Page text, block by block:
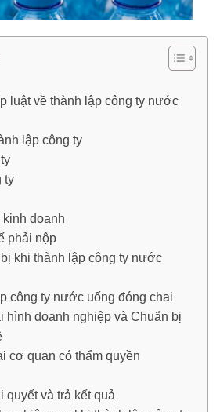
luật về thành lập công ty nước
lập công ty
ty
kinh doanh
phải nộp
khi thành lập công ty nước
công ty nước uống đóng chai
hình doanh nghiệp và Chuẩn bị
cơ quan có thẩm quyền
quyết và trả kết quả